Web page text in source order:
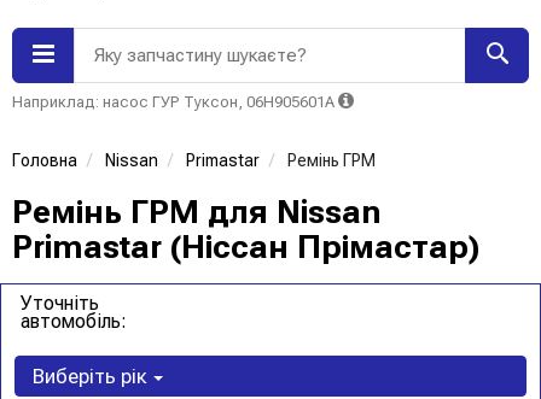
Яку запчастину шукаєте?
Наприклад: насос ГУР Туксон, 06H905601A
Головна Nissan Primastar Ремінь ГРМ
Ремінь ГРМ для Nissan
Primastar (Ніссан Прімастар)
Уточніть
автомобіль:
Виберіть рік